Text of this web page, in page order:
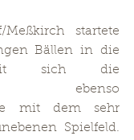
startete
Bällen in die
sich die
ebenso
mit dem sehr
Spielfeld.